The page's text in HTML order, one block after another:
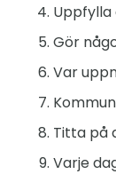
Uppfylla
Gör
Var
Titta på
Varje